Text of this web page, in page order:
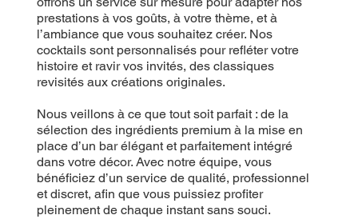
prestations à vos goûts, à votre thème, et à
l’ambiance que vous souhaitez créer. Nos
cocktails sont personnalisés pour refléter votre
histoire et ravir vos invités, des classiques
revisités aux créations originales.
Nous veillons à ce que tout soit parfait : de la
sélection des ingrédients premium à la mise en
place d’un bar élégant et parfaitement intégré
dans votre décor. Avec notre équipe, vous
bénéficiez d’un service de qualité, professionnel
et discret, afin que vous puissiez profiter
pleinement de chaque instant sans souci.